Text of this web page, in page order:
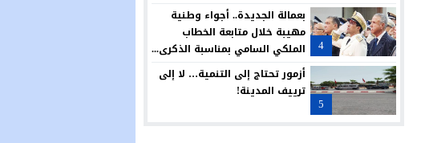
4
بعمالة الجديدة.. أجواء وطنية
مهيبة خلال متابعة الخطاب
الملكي السامي بمناسبة الذكرى...
5
أزمور تحتاج إلى التنمية… لا إلى
ترييف المدينة!